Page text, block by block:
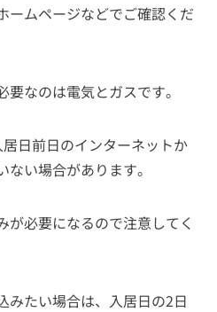
ームページなどでご確認くだ
なのは電気とガスです。
日前日のインターネットか
い場合があります。
が必要になるので注意してく
みたい場合は、入居日の2日